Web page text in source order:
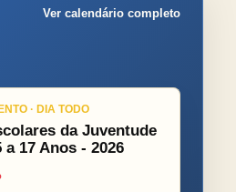
Ver calendário completo
· DIA TODO
da Juventude
a 17 Anos - 2026